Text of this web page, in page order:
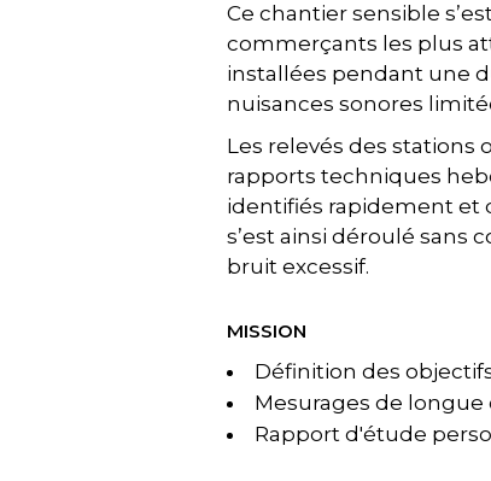
Ce chantier sensible
commerçants les plus
installées pendant une
nuisances sonores
Les relevés des stations
rapports techniques
identifiés rapidement et
s’est ainsi déroulé sans
bruit excessif.
MISSION
Définition des
Mesurages de
Rapport d'étude